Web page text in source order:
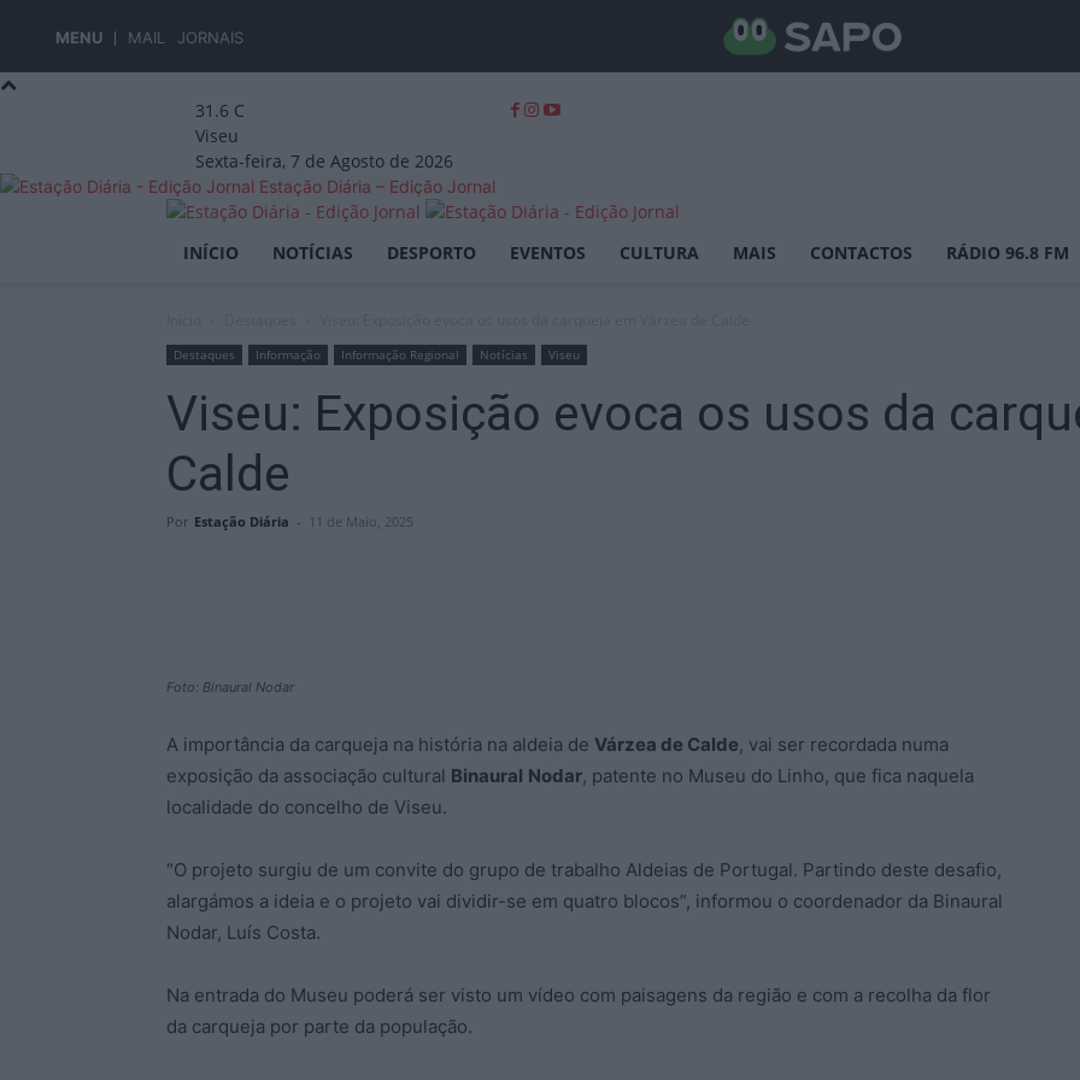
MENU MAIL JORNAIS
31.6 C
Viseu
Sexta-feira, 7 de Agosto de 2026
Estação Diária – Edição Jornal
INÍCIO NOTÍCIAS DESPORTO EVENTOS CULTURA MAIS CONTACTOS RÁDIO 96.8 FM
Destaques Informação Informação Regional Notícias Viseu
Viseu: Exposição evoca os usos da
Calde
Por Estação Diária - 11 de Maio, 2025
Foto: Binaural Nodar
A importância da carqueja na história na aldeia de Várzea de Calde, vai ser recordada numa
exposição da associação cultural Binaural Nodar, patente no Museu do Linho, que fica naquela
localidade do concelho de Viseu.
“O projeto surgiu de um convite do grupo de trabalho Aldeias de Portugal. Partindo deste desafio,
alargámos a ideia e o projeto vai dividir-se em quatro blocos”, informou o coordenador da Binaural
Nodar, Luís Costa.
Na entrada do Museu poderá ser visto um vídeo com paisagens da região e com a recolha da flor
da carqueja por parte da população.